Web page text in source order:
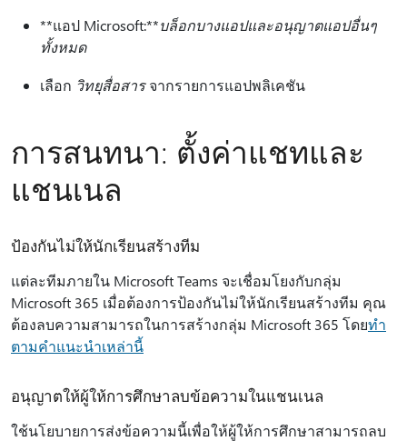
**แอป Microsoft:**บล็อกบางแอปและอนุญาตแอปอื่นๆ
ทั้งหมด
เลือก วิทยุสื่อสารจากรายการแอปพลิเคชัน
การสนทนา: ตั้งค่าแชทและ
แชนเนล
ป้องกันไม่ให้นักเรียนสร้างทีม
แต่ละทีมภายใน Microsoft Teams จะเชื่อมโยงกับกลุ่ม
Microsoft 365 เมื่อต้องการป้องกันไม่ให้นักเรียนสร้างทีม คุณ
ต้องลบความสามารถในการสร้างกลุ่ม Microsoft 365 โดยทํา
ตามคําแนะนําเหล่านี้
อนุญาตให้ผู้ให้การศึกษาลบข้อความในแชนเนล
ใช้นโยบายการส่งข้อความนี้เพื่อให้ผู้ให้การศึกษาสามารถลบ